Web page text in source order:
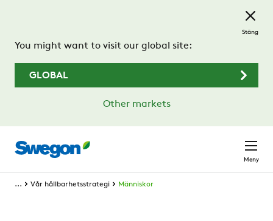
You might want to visit our global site:
GLOBAL
Other markets
Stäng
Meny
... Vår hållbarhetsstrategi Människor